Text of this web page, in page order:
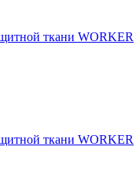
ткани WORKER
ткани WORKER